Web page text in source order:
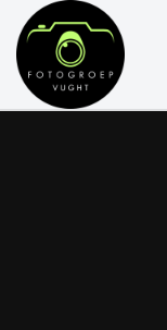
naar
de
inhoud